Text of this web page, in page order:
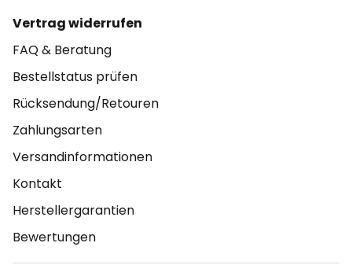
Vertrag widerrufen
FAQ & Beratung
Bestellstatus prüfen
Rücksendung/Retouren
Zahlungsarten
Versandinformationen
Kontakt
Herstellergarantien
Bewertungen